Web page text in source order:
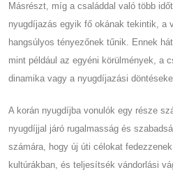
Másrészt, míg a családdal való több
nyugdíjazás egyik fő okának tekintik, a
hangsúlyos tényezőnek tűnik. Ennek
mint például az egyéni körülmények, a
dinamika vagy a nyugdíjazási
A korán nyugdíjba vonulók egy része
nyugdíjjal járó rugalmasság és
számára, hogy új úti célokat
kultúrákban, és teljesítsék vándorlási